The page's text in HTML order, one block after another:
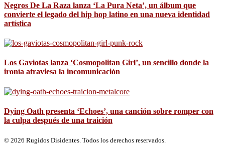
Negros De La Raza lanza ‘La Pura Neta’, un álbum que
convierte el legado del hip hop latino en una nueva identidad
artística
Los Gaviotas lanza ‘Cosmopolitan Girl’, un sencillo donde la
ironía atraviesa la incomunicación
Dying Oath presenta ‘Echoes’, una canción sobre romper con
la culpa después de una traición
© 2026 Rugidos Disidentes. Todos los derechos reservados.